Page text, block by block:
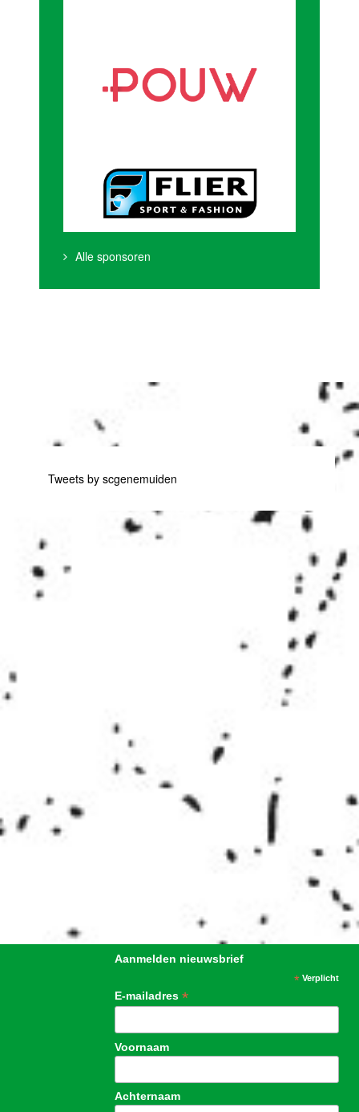
Alle sponsoren
Tweets by scgenemuiden
Aanmelden nieuwsbrief
*Verplicht
E-mailadres*
Voornaam
Achternaam